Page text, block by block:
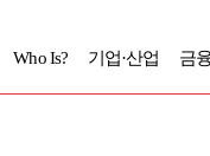
Who Is? 기업·산업 금